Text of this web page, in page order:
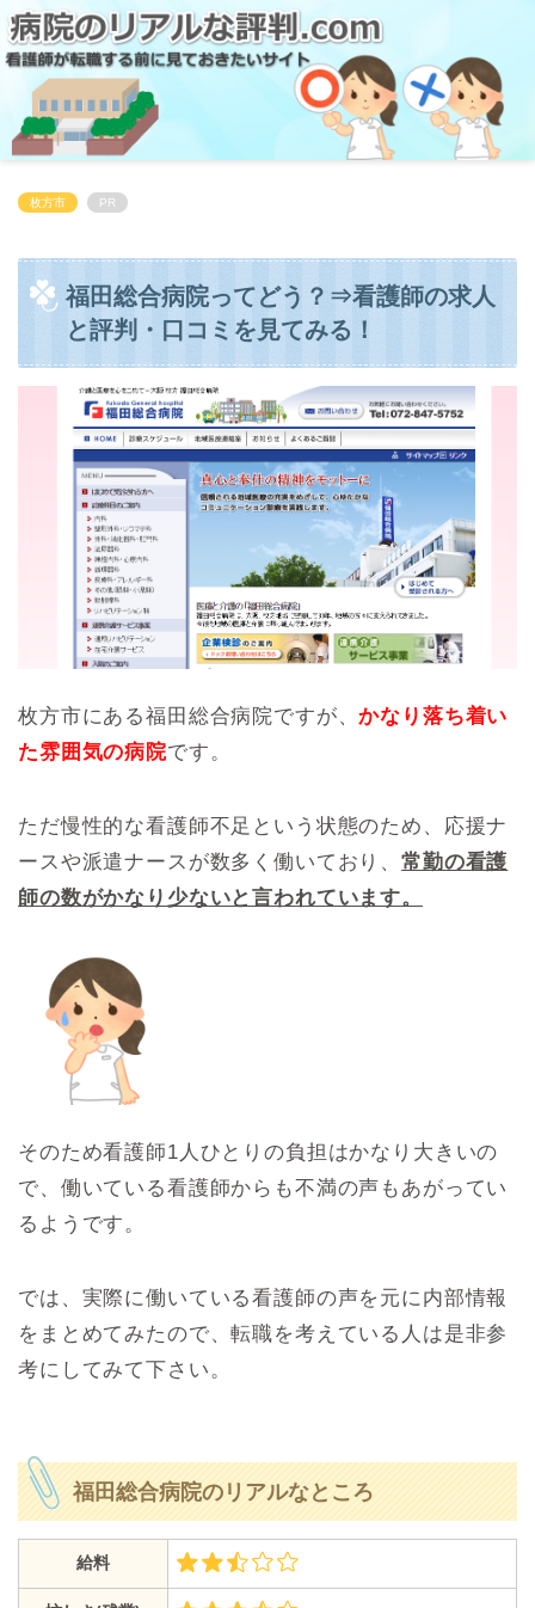
枚方市 PR
福田総合病院ってどう？⇒看護師の求人
と評判・口コミを見てみる！
枚方市にある福田総合病院ですが、かなり落ち着い
た雰囲気の病院です。
ただ慢性的な看護師不足という状態のため、応援ナ
ースや派遣ナースが数多く働いており、常勤の看護
師の数がかなり少ないと言われています。
そのため看護師1人ひとりの負担はかなり大きいの
で、働いている看護師からも不満の声もあがってい
るようです。
では、実際に働いている看護師の声を元に内部情報
をまとめてみたので、転職を考えている人は是非参
考にしてみて下さい。
福田総合病院のリアルなところ
給料